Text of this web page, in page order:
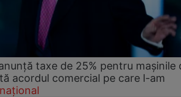
taxe de 25% pentru mașinile
acordul comercial pe care l-am